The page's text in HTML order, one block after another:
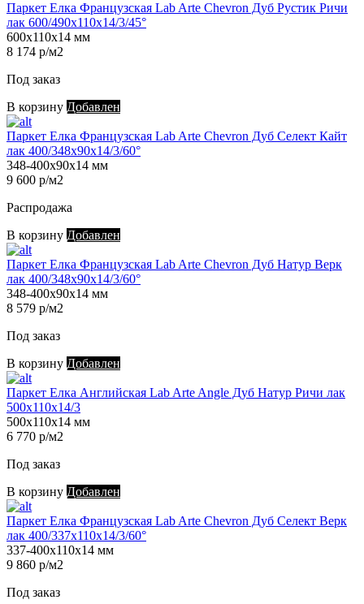
Паркет Елка Французская Lab Arte Chevron Дуб Рустик Ричи
лак 600/490х110х14/3/45°
600х110х14 мм
8 174 р/м2
Под заказ
В корзину Добавлен
Паркет Елка Французская Lab Arte Chevron Дуб Селект Кайт
лак 400/348х90х14/3/60°
348-400х90х14 мм
9 600 р/м2
Распродажа
В корзину Добавлен
Паркет Елка Французская Lab Arte Chevron Дуб Натур Верк
лак 400/348х90х14/3/60°
348-400х90х14 мм
8 579 р/м2
Под заказ
В корзину Добавлен
Паркет Елка Английская Lab Arte Angle Дуб Натур Ричи лак
500х110х14/3
500х110х14 мм
6 770 р/м2
Под заказ
В корзину Добавлен
Паркет Елка Французская Lab Arte Chevron Дуб Селект Верк
лак 400/337х110х14/3/60°
337-400х110х14 мм
9 860 р/м2
Под заказ